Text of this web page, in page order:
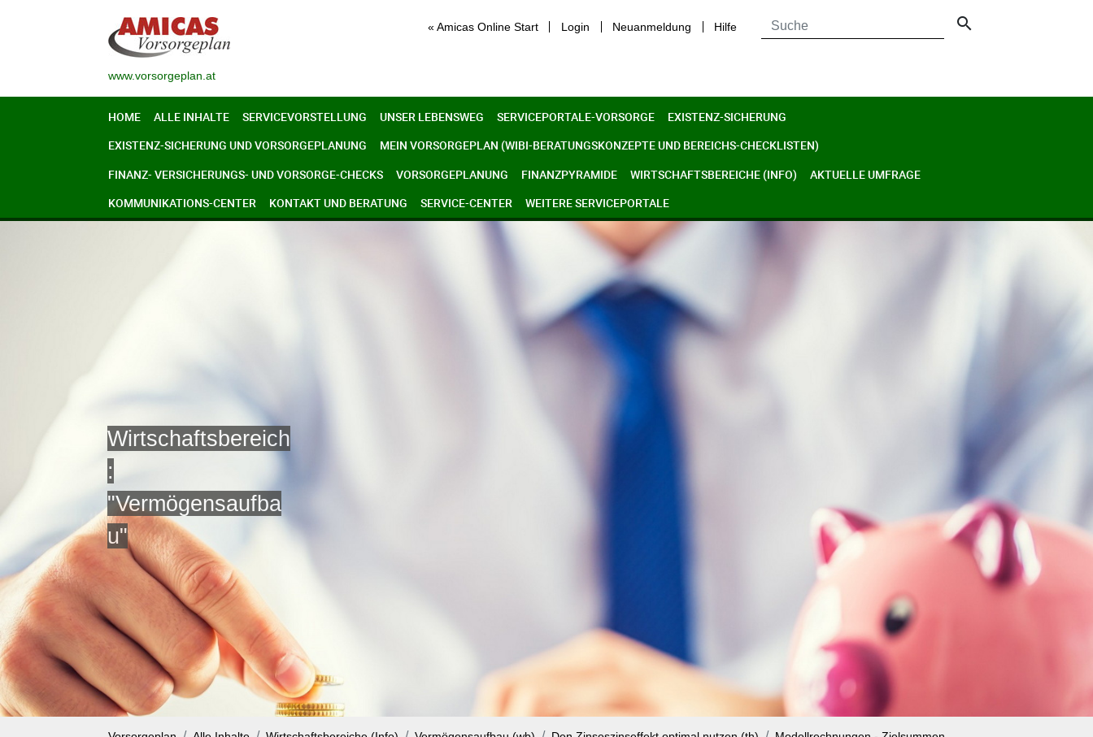
« Amicas Online Start Login Neuanmeldung Hilfe search
www.vorsorgeplan.at
HOME ALLE INHALTE SERVICEVORSTELLUNG UNSER LEBENSWEG SERVICEPORTALE-VORSORGE
EXISTENZ-SICHERUNG
EXISTENZ-SICHERUNG UND VORSORGEPLANUNG
MEIN VORSORGEPLAN (WIBI-BERATUNGSKONZEPTE UND BEREICHS-CHECKLISTEN)
FINANZ- VERSICHERUNGS- UND VORSORGE-CHECKS
VORSORGEPLANUNG FINANZPYRAMIDE WIRTSCHAFTSBEREICHE (INFO)
AKTUELLE UMFRAGE
KOMMUNIKATIONS-CENTER
KONTAKT UND BERATUNG SERVICE-CENTER WEITERE SERVICEPORTALE
Wirtschaftsbereich
:
"Vermögensaufba
u"